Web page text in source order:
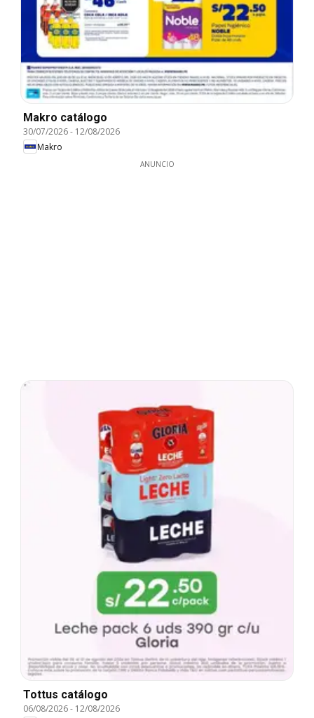
Makro catálogo
30/07/2026- 12/08/2026
Makro
ANUNCIO
Tottus catálogo
06/08/2026- 12/08/2026